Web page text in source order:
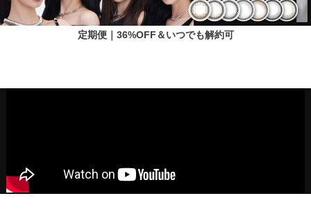
定期便｜36%OFF＆いつでも解約可